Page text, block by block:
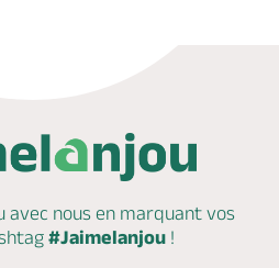
avec nous en marquantvos
#Jaimelanjou !